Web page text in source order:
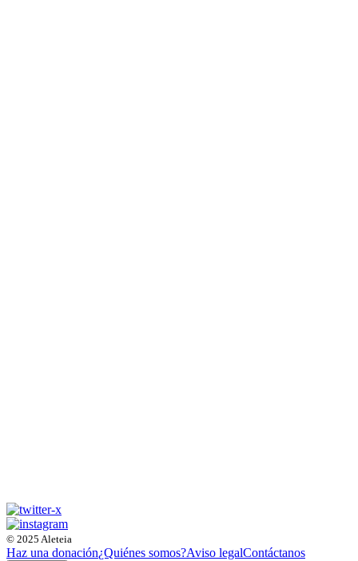
© 2025 Aleteia
Haz una donación¿Quiénes somos?Aviso legalContáctanos